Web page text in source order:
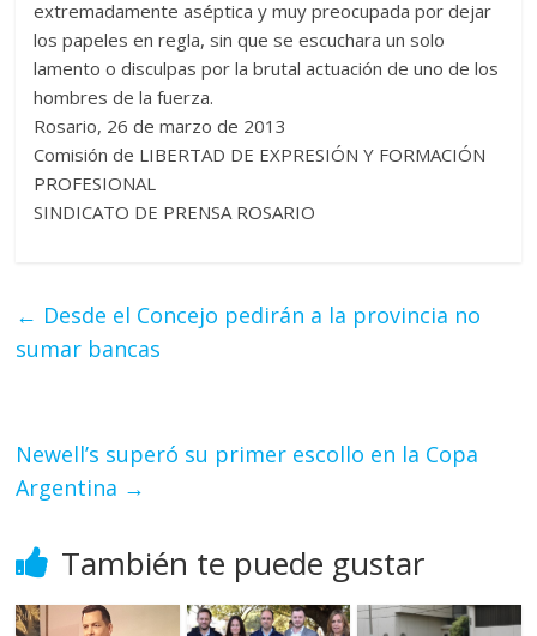
extremadamente aséptica y muy preocupada por dejar
los papeles en regla, sin que se escuchara un solo
lamento o disculpas por la brutal actuación de uno de los
hombres de la fuerza.
Rosario, 26 de marzo de 2013
Comisión de LIBERTAD DE EXPRESIÓN Y FORMACIÓN
PROFESIONAL
SINDICATO DE PRENSA ROSARIO
← Desde el Concejo pedirán a la provincia no
sumar bancas
Newell’s superó su primer escollo en la Copa
Argentina →
También te puede gustar